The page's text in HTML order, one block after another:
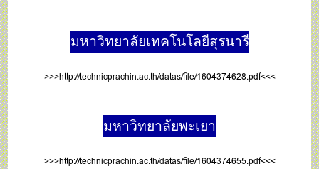
มหาวิทยาลัยเทคโนโลยีสุรนารี
>>>http://technicprachin.ac.th/datas/file/1604374628.pdf<<<
มหาวิทยาลัยพะเยา
>>>http://technicprachin.ac.th/datas/file/1604374655.pdf<<<